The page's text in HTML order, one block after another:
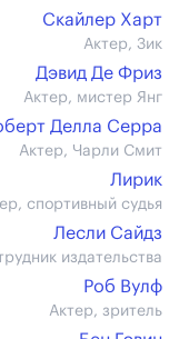
Скайлер Харт
Актер, Зик
Дэвид Де Фриз
Актер, мистер Янг
Делла Серра
Актер, Чарли Смит
Лирик
спортивный судья
Лесли Сайдз
издательства
Роб Вулф
Актер, зритель